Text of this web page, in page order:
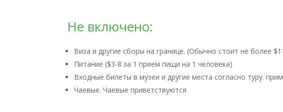
Не включено:
Виза и другие сборы на границе. (Обычно стоит не более
Питание ($3-8 за 1 прием пищи на 1 человека)
Входные билеты в музеи и другие места согласно туру.
Чаевые. Чаевые приветствуются